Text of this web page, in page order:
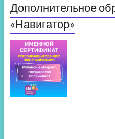
Дополнительное
«Навигатор»